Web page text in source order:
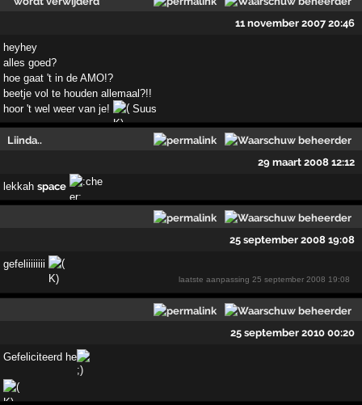
11 november 2007 20:46
heyhey
alles goed?
hoe gaat 't in de AMO!?
beetje vol te houden allemaal?!!
hoor 't wel weer van je!
Suus
Liinda..
29 maart 2008 12:12
lekkah space
25 september 2008 19:08
gefeliiiiiiii
laatste aanpassing25 september 2008 19:08
25 september 2010 00:20
Gefeliciteerd he